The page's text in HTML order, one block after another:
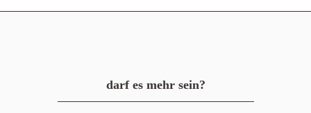
darf es mehr sein?